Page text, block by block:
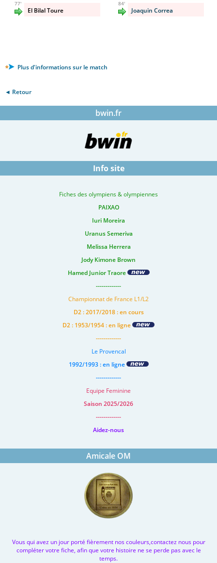
77'
El Bilal Toure
84'
Joaquin Correa
Plus d'informations sur le match
◄ Retour
bwin.fr
Info site
Fiches des olympiens & olympiennes
PAIXAO
Iuri Moreira
Uranus Semeriva
Melissa Herrera
Jody Kimone Brown
Hamed Junior Traore
-------------
Championnat de France L1/L2
D2 : 2017/2018 : en cours
D2 : 1953/1954 : en ligne
-------------
Le Provencal
1992/1993 : en ligne
-------------
Equipe Feminine
Saison 2025/2026
-------------
Aidez-nous
Amicale OM
Vous qui avez un jour porté fièrement nos couleurs,contactez nous pour
compléter votre fiche, afin que votre histoire ne se perde pas avec le
temps.